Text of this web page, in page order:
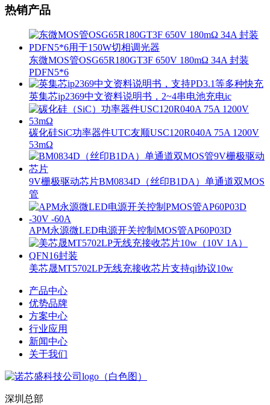
热销产品
东微MOS管OSG65R180GT3F 650V 180mΩ 34A 封装
PDFN5*6
英集芯ip2369中文资料说明书，2~4串电池充电ic
碳化硅SiC功率器件UTC友顺USC120R040A 75A 1200V
53mΩ
9V栅极驱动芯片BM0834D（丝印B1DA）单通道双MOS
管
APM永源微LED电源开关控制MOS管AP60P03D
美芯晟MT5702LP无线充接收芯片支持qi协议10w
产品中心
优势品牌
方案中心
行业应用
新闻中心
关于我们
深圳总部